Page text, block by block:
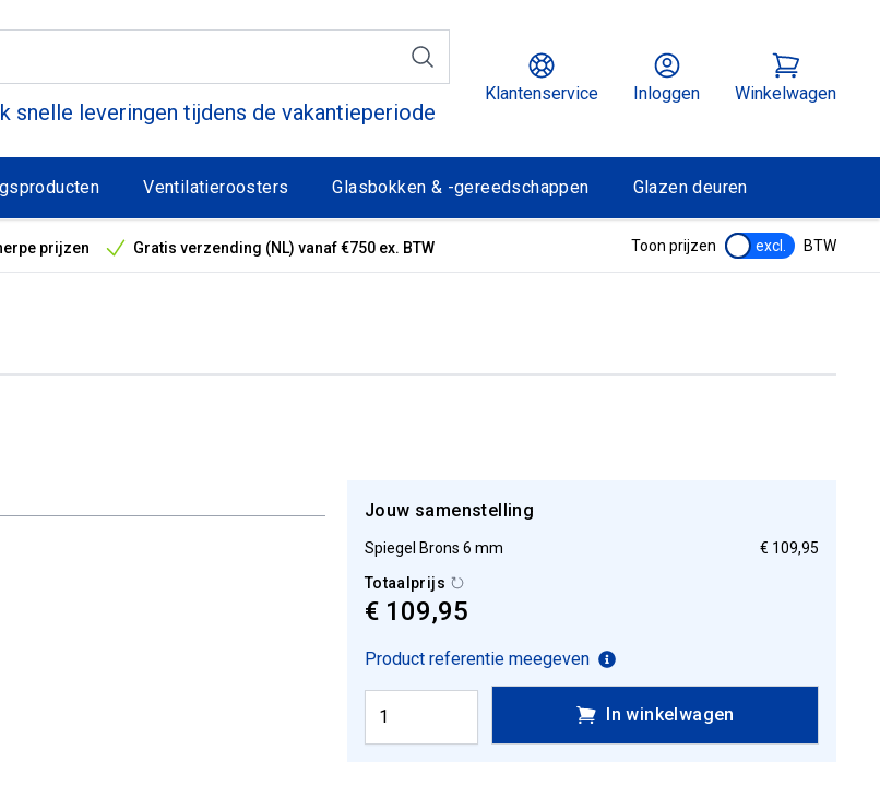
snelle leveringen tijdens de vakantieperiode
Klantenservice Inloggen Winkelwagen
Ventilatieroosters Glasbokken & -gereedschappen Glazen deuren
prijzen
Gratis verzending (NL) vanaf €750 ex. BTW
Toon prijzen excl. BTW
Jouw samenstelling
Spiegel Brons 6 mm
€ 109,95
Totaalprijs
€ 109,95
Product referentie meegeven
In winkelwagen